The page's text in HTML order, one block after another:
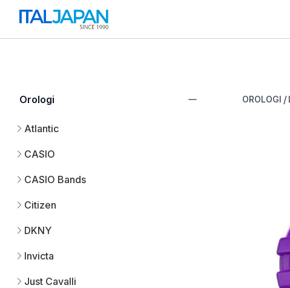
Orologi
Atlantic
CASIO
CASIO Bands
Citizen
DKNY
Invicta
Just Cavalli
OROLOGI /